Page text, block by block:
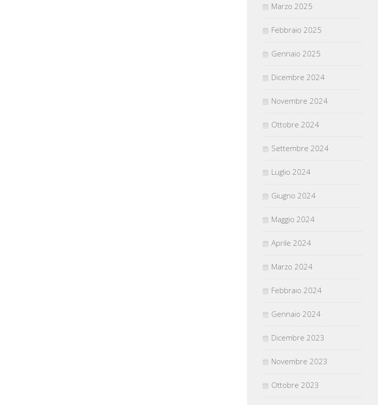
Marzo 2025
Febbraio 2025
Gennaio 2025
Dicembre 2024
Novembre 2024
Ottobre 2024
Settembre 2024
Luglio 2024
Giugno 2024
Maggio 2024
Aprile 2024
Marzo 2024
Febbraio 2024
Gennaio 2024
Dicembre 2023
Novembre 2023
Ottobre 2023